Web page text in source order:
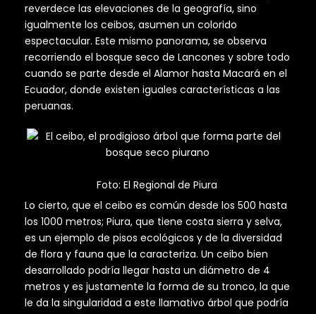
reverdece las elevaciones de la geografía, sino
igualmente los ceibos, asumen un colorido
espectacular. Este mismo panorama, se observa
recorriendo el bosque seco de Lancones y sobre todo
cuando se parte desde el Alamor hasta Macará en el
Ecuador, donde existen iguales características a las
peruanas.
Foto: El Regional de Piura
Lo cierto, que el ceibo es común desde los 500 hasta
los 1000 metros; Piura, que tiene costa sierra y selva,
es un ejemplo de pisos ecológicos y de la diversidad
de flora y fauna que la caracteriza. Un ceibo bien
desarrollado podría llegar hasta un diámetro de 4
metros y es justamente la forma de su tronco, la que
le da la singularidad a este llamativo árbol que podría